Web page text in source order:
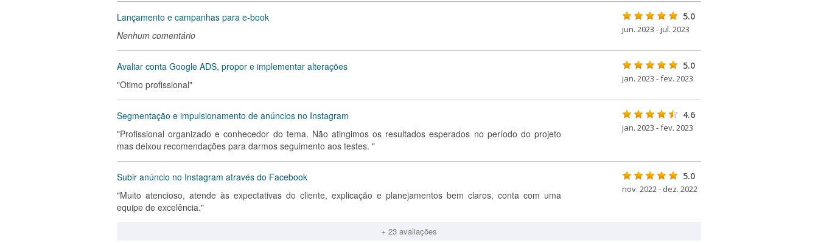
Lançamento e campanhas para e-book
Nenhum comentário
5.0
jun. 2023 - jul. 2023
Avaliar conta Google ADS, propor e implementar alterações
"Otimo profissional"
5.0
jan. 2023 - fev. 2023
Segmentação e impulsionamento de anúncios no Instagram
"Profissional organizado e conhecedor do tema. Não atingimos os resultados esperados no período do projeto
mas deixou recomendações para darmos seguimento aos testes. "
4.6
jan. 2023 - fev. 2023
Subir anúncio no Instagram através do Facebook
"Muito atencioso, atende às expectativas do cliente, explicação e planejamentos bem claros, conta com uma
equipe de excelência."
5.0
nov. 2022 - dez. 2022
+ 23 avaliações